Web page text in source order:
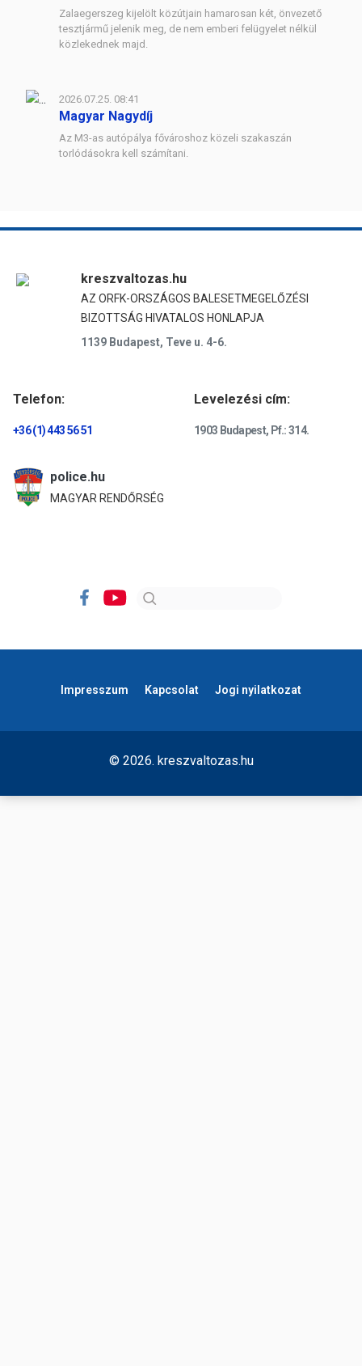
Zalaegerszeg kijelölt közútjain hamarosan két, önvezető
tesztjármű jelenik meg, de nem emberi felügyelet nélkül
közlekednek majd.
2026.07.25. 08:41
Magyar Nagydíj
Az M3-as autópálya fővároshoz közeli szakaszán
torlódásokra kell számítani.
kreszvaltozas.hu
AZ ORFK-ORSZÁGOS BALESETMEGELŐZÉSI
BIZOTTSÁG HIVATALOS HONLAPJA
1139 Budapest, Teve u. 4-6.
Telefon:
+36 (1) 443 56 51
Levelezési cím:
1903 Budapest, Pf.: 314.
police.hu
MAGYAR RENDŐRSÉG
Impresszum Kapcsolat Jogi nyilatkozat
© 2026. kreszvaltozas.hu